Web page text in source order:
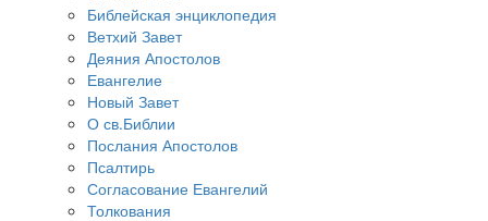
Библейская энциклопедия
Ветхий Завет
Деяния Апостолов
Евангелие
Новый Завет
О св.Библии
Послания Апостолов
Псалтирь
Согласование Евангелий
Толкования